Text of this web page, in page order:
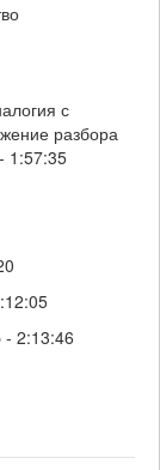
с
разбора
- 1:57:35
- 2:13:46